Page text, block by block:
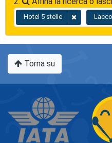
Hotel 5 stelle
Torna su